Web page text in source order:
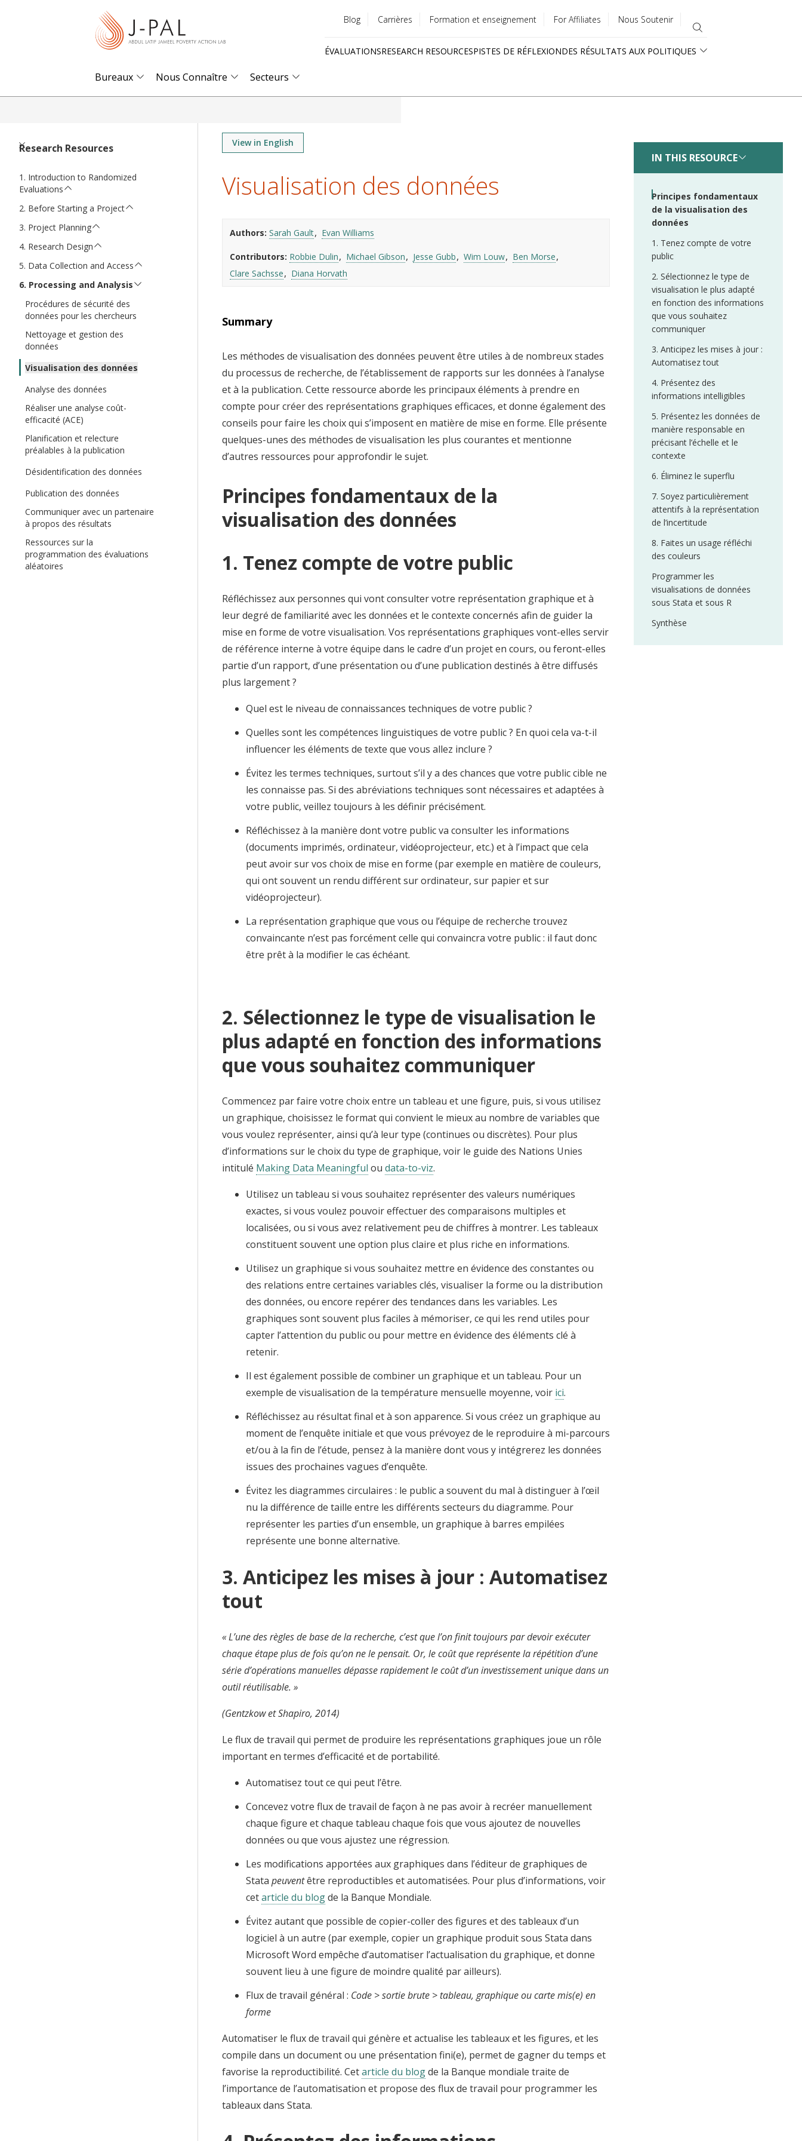
menu
Blog Carrières Formation et enseignement For Affiliates Nous Soutenir
ÉVALUATIONSRESEARCH RESOURCESPISTES DE RÉFLEXIONDES RÉSULTATS AUX POLITIQUES
Bureaux Nous Connaître Secteurs
Research Resources
Introduction to Randomized
Evaluations
Before Starting a Project
Project Planning
Research Design
Data Collection and Access
Processing and Analysis
Procédures de sécurité des
données pour les chercheurs
Nettoyage et gestion des
données
Visualisation des données
Analyse des données
Réaliser une analyse coût-
efficacité (ACE)
Planification et relecture
préalables à la publication
Désidentification des données
Publication des données
Communiquer avec un partenaire
à propos des résultats
Ressources sur la
programmation des évaluations
aléatoires
View in English
Visualisation des données
Authors Sarah Gault Evan Williams
Contributors Robbie Dulin Michael Gibson Jesse Gubb Wim Louw
Ben Morse
Clare Sachsse
Diana Horvath
Summary
Les méthodes de visualisation des données peuvent être utiles à de nombreux stades
du processus de recherche, de l’établissement de rapports sur les données à l’analyse
et à la publication. Cette ressource aborde les principaux éléments à prendre en
compte pour créer des représentations graphiques efficaces, et donne également des
conseils pour faire les choix qui s’imposent en matière de mise en forme. Elle présente
quelques-unes des méthodes de visualisation les plus courantes et mentionne
d’autres ressources pour approfondir le sujet.
Principes fondamentaux de la
visualisation des données
1. Tenez compte de votre public
Réfléchissez aux personnes qui vont consulter votre représentation graphique et à
leur degré de familiarité avec les données et le contexte concernés afin de guider la
mise en forme de votre visualisation. Vos représentations graphiques vont-elles servir
de référence interne à votre équipe dans le cadre d’un projet en cours, ou feront-elles
partie d’un rapport, d’une présentation ou d’une publication destinés à être diffusés
plus largement ?
Quel est le niveau de connaissances techniques de votre public ?
Quelles sont les compétences linguistiques de votre public ? En quoi cela va-t-il
influencer les éléments de texte que vous allez inclure ?
Évitez les termes techniques, surtout s’il y a des chances que votre public cible ne
les connaisse pas. Si des abréviations techniques sont nécessaires et adaptées à
votre public, veillez toujours à les définir précisément.
Réfléchissez à la manière dont votre public va consulter les informations
(documents imprimés, ordinateur, vidéoprojecteur, etc.) et à l’impact que cela
peut avoir sur vos choix de mise en forme (par exemple en matière de couleurs,
qui ont souvent un rendu différent sur ordinateur, sur papier et sur
vidéoprojecteur).
La représentation graphique que vous ou l’équipe de recherche trouvez
convaincante n’est pas forcément celle qui convaincra votre public : il faut donc
être prêt à la modifier le cas échéant.
2. Sélectionnez le type de visualisation le
plus adapté en fonction des informations
que vous souhaitez communiquer
Commencez par faire votre choix entre un tableau et une figure, puis, si vous utilisez
un graphique, choisissez le format qui convient le mieux au nombre de variables que
vous voulez représenter, ainsi qu’à leur type (continues ou discrètes). Pour plus
d’informations sur le choix du type de graphique, voir le guide des Nations Unies
intitulé Making Data Meaningful ou data-to-viz.
Utilisez un tableau si vous souhaitez représenter des valeurs numériques
exactes, si vous voulez pouvoir effectuer des comparaisons multiples et
localisées, ou si vous avez relativement peu de chiffres à montrer. Les tableaux
constituent souvent une option plus claire et plus riche en informations.
Utilisez un graphique si vous souhaitez mettre en évidence des constantes ou
des relations entre certaines variables clés, visualiser la forme ou la distribution
des données, ou encore repérer des tendances dans les variables. Les
graphiques sont souvent plus faciles à mémoriser, ce qui les rend utiles pour
capter l’attention du public ou pour mettre en évidence des éléments clé à
retenir.
Il est également possible de combiner un graphique et un tableau. Pour un
exemple de visualisation de la température mensuelle moyenne, voir ici.
Réfléchissez au résultat final et à son apparence. Si vous créez un graphique au
moment de l’enquête initiale et que vous prévoyez de le reproduire à mi-parcours
et/ou à la fin de l’étude, pensez à la manière dont vous y intégrerez les données
issues des prochaines vagues d’enquête.
Évitez les diagrammes circulaires : le public a souvent du mal à distinguer à l’œil
nu la différence de taille entre les différents secteurs du diagramme. Pour
représenter les parties d’un ensemble, un graphique à barres empilées
représente une bonne alternative.
3. Anticipez les mises à jour : Automatisez
tout
« L’une des règles de base de la recherche, c’est que l’on finit toujours par devoir exécuter
chaque étape plus de fois qu’on ne le pensait. Or, le coût que représente la répétition d’une
série d’opérations manuelles dépasse rapidement le coût d’un investissement unique dans un
outil réutilisable. »
(Gentzkow et Shapiro, 2014)
Le flux de travail qui permet de produire les représentations graphiques joue un rôle
important en termes d’efficacité et de portabilité.
Automatisez tout ce qui peut l’être.
Concevez votre flux de travail de façon à ne pas avoir à recréer manuellement
chaque figure et chaque tableau chaque fois que vous ajoutez de nouvelles
données ou que vous ajustez une régression.
Les modifications apportées aux graphiques dans l’éditeur de graphiques de
Stata peuventêtre reproductibles et automatisées. Pour plus d’informations, voir
cetarticle du blogde la Banque Mondiale.
Évitez autant que possible de copier-coller des figures et des tableaux d’un
logiciel à un autre (par exemple, copier un graphique produit sous Stata dans
Microsoft Word empêche d’automatiser l’actualisation du graphique, et donne
souvent lieu à une figure de moindre qualité par ailleurs).
Flux de travail général : Code > sortie brute > tableau, graphique ou carte mis(e) en
forme
Automatiser le flux de travail qui génère et actualise les tableaux et les figures, et les
compile dans un document ou une présentation fini(e), permet de gagner du temps et
favorise la reproductibilité. Cetarticle du blogde la Banque mondiale traite de
l’importance de l’automatisation et propose des flux de travail pour programmer les
tableaux dans Stata.
IN THIS RESOURCE
Principes fondamentaux
de la visualisation des
données
1. Tenez compte de votre
public
2. Sélectionnez le type de
visualisation le plus adapté
en fonction des informations
que vous souhaitez
communiquer
3. Anticipez les mises à jour :
Automatisez tout
4. Présentez des
informations intelligibles
5. Présentez les données de
manière responsable en
précisant l’échelle et le
contexte
6. Éliminez le superflu
7. Soyez particulièrement
attentifs à la représentation
de l’incertitude
8. Faites un usage réfléchi
des couleurs
Programmer les
visualisations de données
sous Stata et sous R
Synthèse